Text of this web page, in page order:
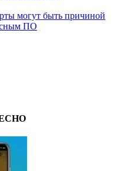
могут быть причиной
ПО